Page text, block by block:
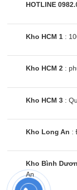
75QN90C
Công nghệ
– Nhờ công
trên
bên và loa
nên một không
trùm không
– Chiếc tivi
thống âm
HOTLINE
Kho HCM 1 :
Kho HCM 2 :
Kho HCM 3 :
Kho Long An :
Kho Bình
An